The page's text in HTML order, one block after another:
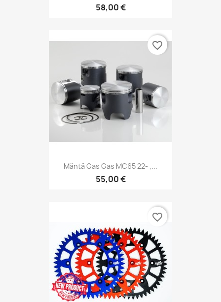
58,00 €
Mäntä Gas Gas MC65 22- ,...
55,00 €
favorite_border
favorite_border